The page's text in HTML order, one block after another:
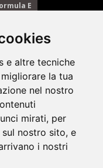
e altre tecniche
la tua
nel nostro
mirati, per
nostro sito, e
i nostri
E